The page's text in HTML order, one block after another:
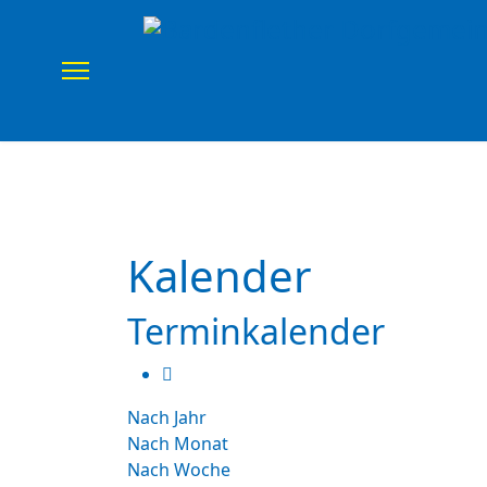
Kalender
Terminkalender
Nach Jahr
Nach Monat
Nach Woche